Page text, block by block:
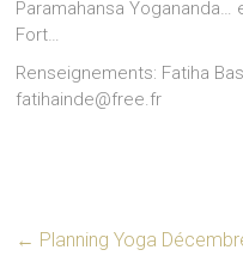
Paramahansa Yogananda…
Fort…
Renseignements: Fatiha
fatihainde@free.fr
← Planning Yoga